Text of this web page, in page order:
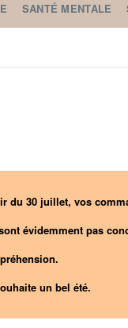
SANTÉ MENTALE
du 30 juillet, vos
évidemment pas
un bel été.